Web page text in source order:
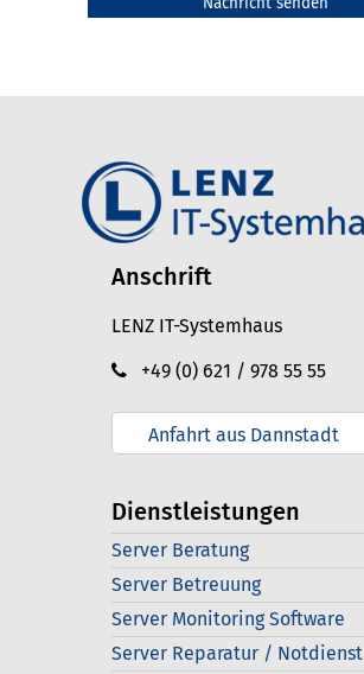
Anschrift
LENZ IT-Systemhaus
+49 (0) 621 / 978 55 55
Anfahrt aus Dannstadt
Dienstleistungen
Server Beratung
Server Betreuung
Server Monitoring Software
Server Reparatur / Notdienst